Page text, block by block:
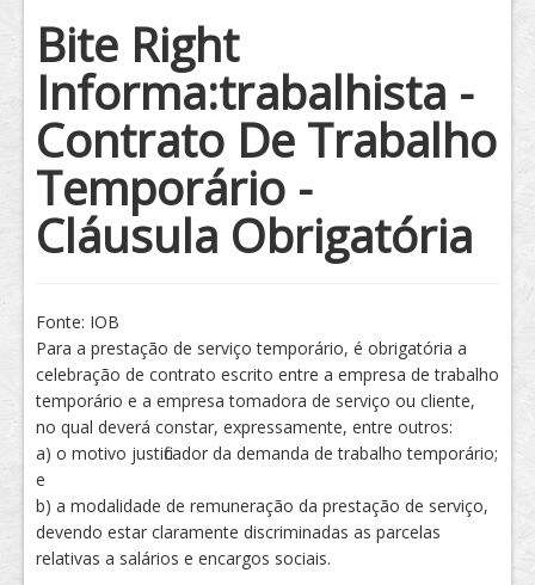
Bite Right
Informa:trabalhista -
Contrato De Trabalho
Temporário -
Cláusula Obrigatória
Fonte: IOB
Para a prestação de serviço temporário, é obrigatória a
celebração de contrato escrito entre a empresa de trabalho
temporário e a empresa tomadora de serviço ou cliente,
no qual deverá constar, expressamente, entre outros:
a) o motivo justificador da demanda de trabalho temporário;
e
b) a modalidade de remuneração da prestação de serviço,
devendo estar claramente discriminadas as parcelas
relativas a salários e encargos sociais.